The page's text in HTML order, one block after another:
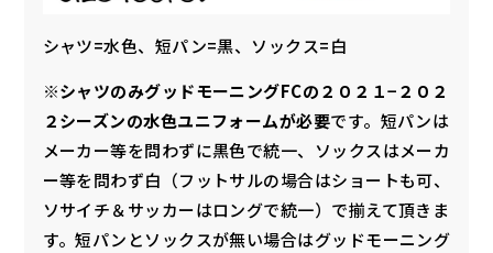
シャツ=水色、短パン=黒、ソックス=白
※シャツのみグッドモーニングFCの２０２１−２０２
２シーズンの水色ユニフォームが必要です。短パンは
メーカー等を問わずに黒色で統一、ソックスはメーカ
ー等を問わず白（フットサルの場合はショートも可、
ソサイチ＆サッカーはロングで統一）で揃えて頂きま
す。短パンとソックスが無い場合はグッドモーニング